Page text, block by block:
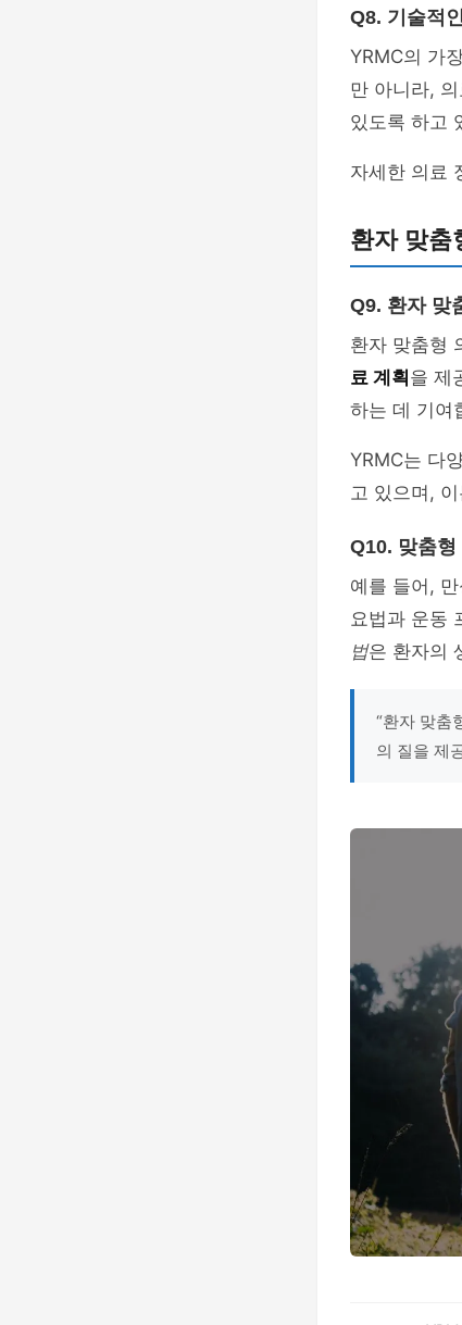
Q8. 기술적
YRMC의 가
만 아니라,
있도록 하고
자세한 의료
환자 맞춤
Q9. 환자 맞
환자 맞춤형
료 계획 을 제
하는 데 기여
YRMC는 다
고 있으며,
Q10. 맞춤
예를 들어,
요법과 운동
법은 환자의
“환자 맞춤
의 질을 제